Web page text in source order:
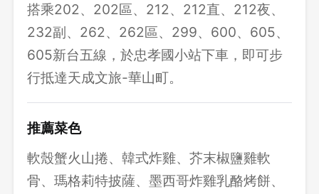
搭乘202、202區、212、212直、212夜、
232副、262、262區、299、600、605、
605新台五線，於忠孝國小站下車，即可步
行抵達天成文旅-華山町。
推薦菜色
軟殼蟹火山捲、韓式炸雞、芥末椒鹽雞軟
骨、瑪格莉特披薩、墨西哥炸雞乳酪烤餅、